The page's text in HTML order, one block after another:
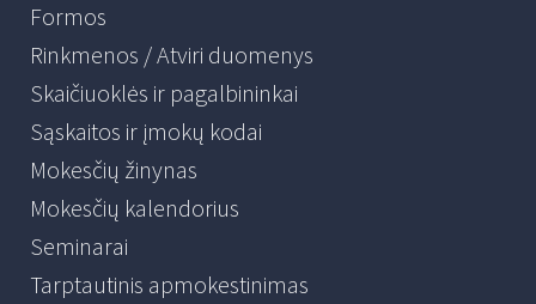
Formos
Rinkmenos / Atviri duomenys
Skaičiuoklės ir pagalbininkai
Sąskaitos ir įmokų kodai
Mokesčių žinynas
Mokesčių kalendorius
Seminarai
Tarptautinis apmokestinimas